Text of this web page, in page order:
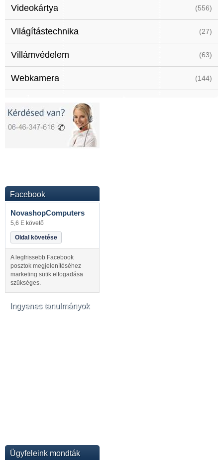
Videokártya (556)
Világítástechnika (27)
Villámvédelem (63)
Webkamera (144)
Facebook
NovashopComputers
5,6 E követő
Oldal követése
A legfrissebb Facebook
posztok megjelenítéséhez
marketing sütik elfogadása
szükséges.
Ingyenes tanulmányok
Ügyfeleink mondták